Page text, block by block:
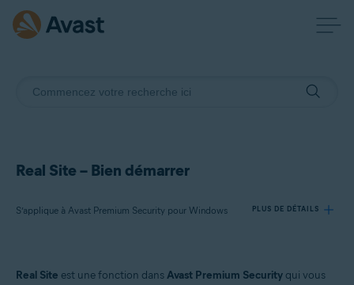
Real Site – Bien démarrer
S’applique à Avast Premium Security pour Windows PLUS DE DÉTAILS
Produits:
Real Site est une fonction dansAvast Premium Security qui vous